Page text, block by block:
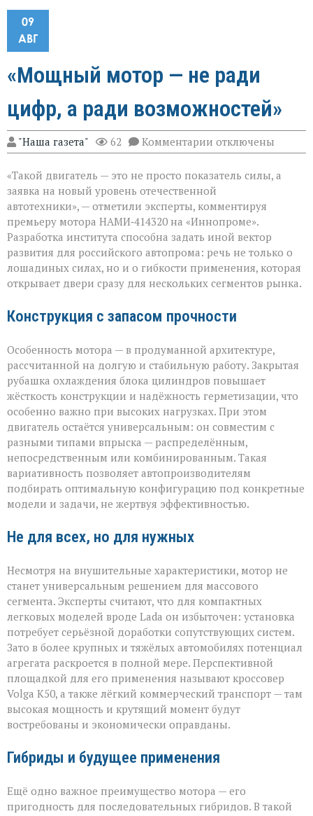
09
АВГ
«Мощный мотор — не ради
цифр, а ради возможностей»
"Наша газета" 62 Комментарии к
записи
мотор — не
ради
а
ради
возможностей»
отключены
«Такой двигатель — это не просто показатель силы, а
заявка на новый уровень отечественной
автотехники», — отметили эксперты, комментируя
премьеру мотора НАМИ‑414320 на «Иннопроме».
Разработка института способна задать иной вектор
развития для российского автопрома: речь не только о
лошадиных силах, но и о гибкости применения, которая
открывает двери сразу для нескольких сегментов рынка.
Конструкция с запасом прочности
Особенность мотора — в продуманной архитектуре,
рассчитанной на долгую и стабильную работу. Закрытая
рубашка охлаждения блока цилиндров повышает
жёсткость конструкции и надёжность герметизации, что
особенно важно при высоких нагрузках. При этом
двигатель остаётся универсальным: он совместим с
разными типами впрыска — распределённым,
непосредственным или комбинированным. Такая
вариативность позволяет автопроизводителям
подбирать оптимальную конфигурацию под конкретные
модели и задачи, не жертвуя эффективностью.
Не для всех, но для нужных
Несмотря на внушительные характеристики, мотор не
станет универсальным решением для массового
сегмента. Эксперты считают, что для компактных
легковых моделей вроде Lada он избыточен: установка
потребует серьёзной доработки сопутствующих систем.
Зато в более крупных и тяжёлых автомобилях потенциал
агрегата раскроется в полной мере. Перспективной
площадкой для его применения называют кроссовер
Volga К50, а также лёгкий коммерческий транспорт — там
высокая мощность и крутящий момент будут
востребованы и экономически оправданы.
Гибриды и будущее применения
Ещё одно важное преимущество мотора — его
пригодность для последовательных гибридов. В такой